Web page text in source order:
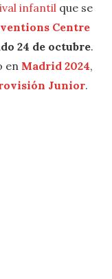
infantil que se
Centre
24 de octubre.
en Madrid 2024,
Junior.